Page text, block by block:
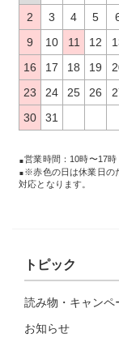
2
3 4 5
9
10 11 12
16
17 18 19
23
24 25 26
30
31
営業時間：10時〜17時
※赤色の日は休業日の
対応となります。
トピック
読み物・キャンペ
お知らせ